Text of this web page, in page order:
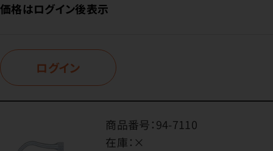
価格はログイン後表示
ログイン
商品番号：94-7110
在庫： ×